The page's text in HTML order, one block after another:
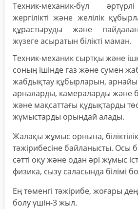
Техник-механик-бұл
жергілікті және желілік
құрастыруды және
жүзеге асыратын білікті маман.
Техник-механик сыртқы және
соның ішінде газ және сумен
жабдықтау құбырларын,
арналарды, камераларды және
және мақсаттағы құдықтарды
жұмыстарды орындай алады.
Жалақы жұмыс орнына,
тәжірибесіне байланысты. Осы
сәтті оқу және одан әрі жұмыс
физика, сызу саласында білімі
Ең төменгі тәжірибе, жоғары
болу үшін-3 жыл.